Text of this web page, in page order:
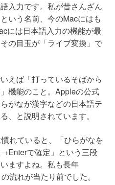
入力です。私が昔さんざん
いう名前、今のMacにはも
には日本語入力の機能が最
の目玉が「ライブ変換」で
えば「打っているそばから
機能のこと。Appleの公式
がなが漢字などの日本語テ
、と説明されています。
れていると、「ひらがなを
で確定」という三段
ますよね。私も長年
流れが当たり前でした。